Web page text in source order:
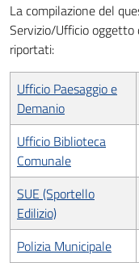
La compilazione del
Servizio/Ufficio
riportati:
Ufficio Paesaggio e
Demanio
Ufficio Biblioteca
Comunale
SUE (Sportello
Edilizio)
Polizia Municipale